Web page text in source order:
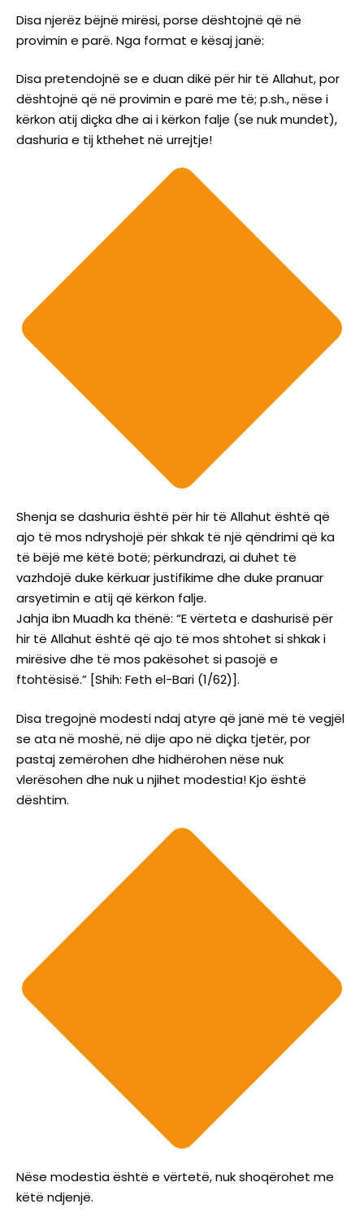
Disa njerëz bëjnë mirësi, porse dështojnë që në
provimin e parë. Nga format e kësaj janë:
Disa pretendojnë se e duan dikë për hir të Allahut, por
dështojnë që në provimin e parë me të; p.sh., nëse i
kërkon atij diçka dhe ai i kërkon falje (se nuk mundet),
dashuria e tij kthehet në urrejtje!
Shenja se dashuria është për hir të Allahut është që
ajo të mos ndryshojë për shkak të një qëndrimi që ka
të bëjë me këtë botë; përkundrazi, ai duhet të
vazhdojë duke kërkuar justifikime dhe duke pranuar
arsyetimin e atij që kërkon falje.
Jahja ibn Muadh ka thënë: “E vërteta e dashurisë për
hir të Allahut është që ajo të mos shtohet si shkak i
mirësive dhe të mos pakësohet si pasojë e
ftohtësisë.” [Shih: Feth el-Bari (1/62)].
Disa tregojnë modesti ndaj atyre që janë më të vegjël
se ata në moshë, në dije apo në diçka tjetër, por
pastaj zemërohen dhe hidhërohen nëse nuk
vlerësohen dhe nuk u njihet modestia! Kjo është
dështim.
Nëse modestia është e vërtetë, nuk shoqërohet me
këtë ndjenjë.